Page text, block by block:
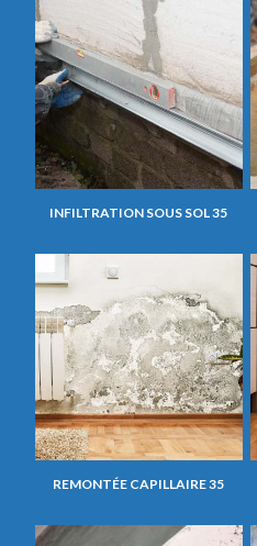
INFILTRATION SOUS SOL 35
REMONTÉE CAPILLAIRE 35